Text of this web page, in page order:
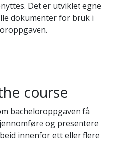
Det er utviklet egne
dokumenter for bruk i
course
bacheloroppgaven få
og presentere
innenfor ett eller flere